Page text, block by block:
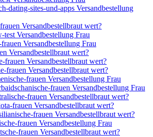
dating-sites-und-apps Versandbestellung
Versandbestellbraut wert?
test Versandbestellung Frau
Versandbestellung Frau
Versandbestellbraut wert?
frauen Versandbestellbraut wert?
frauen Versandbestellbraut wert?
frauen Versandbestellung Frau
frauen Versandbestellung Frau
frauen Versandbestellbraut wert?
frauen Versandbestellbraut wert?
frauen Versandbestellbraut wert?
frauen Versandbestellung Frau
frauen Versandbestellbraut wert?